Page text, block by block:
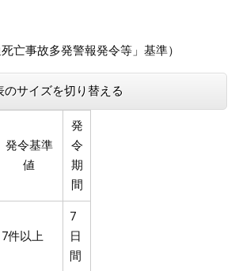
亡事故多発警報発令等」基準）
のサイズを切り替える
発令基準
値
発
令
期
間
7件以上
7
日
間